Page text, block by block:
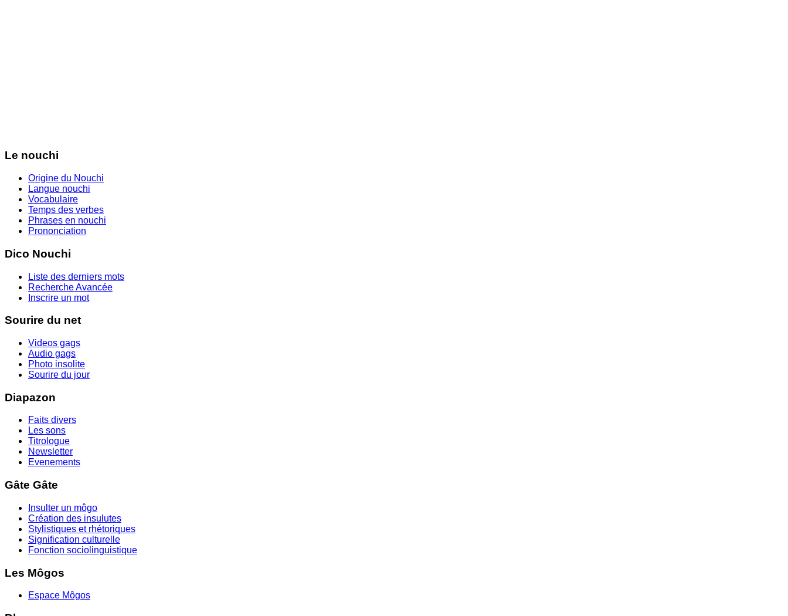
Le nouchi
Origine du Nouchi
Langue nouchi
Vocabulaire
Temps des verbes
Phrases en nouchi
Prononciation
Dico Nouchi
Liste des derniers mots
Recherche Avancée
Inscrire un mot
Sourire du net
Videos gags
Audio gags
Photo insolite
Sourire du jour
Diapazon
Faits divers
Les sons
Titrologue
Newsletter
Evenements
Gâte Gâte
Insulter un môgo
Création des insulutes
Stylistiques et rhétoriques
Signification culturelle
Fonction sociolinguistique
Les Môgos
Espace Môgos